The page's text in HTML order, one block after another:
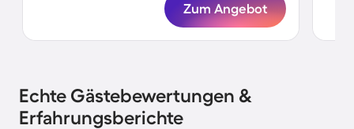
Zum Angebot
Echte Gästebewertungen &
Erfahrungsberichte